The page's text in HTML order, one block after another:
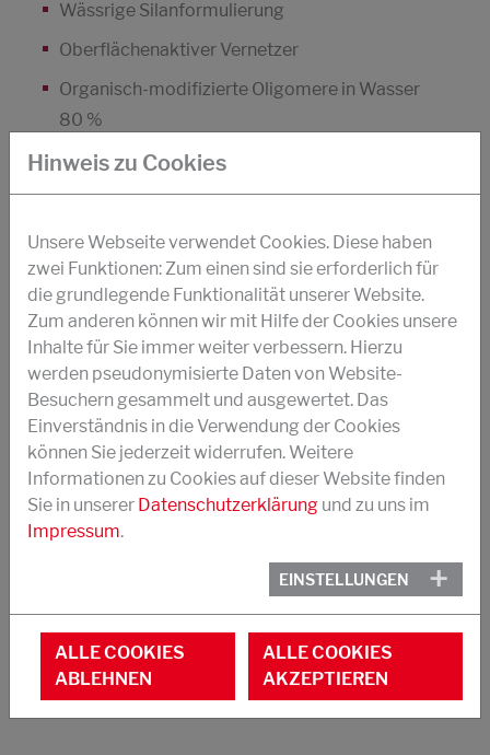
Wässrige Silanformulierung
Oberflächenaktiver Vernetzer
Organisch-modifizierte Oligomere in Wasser
80 %
Hydrophobierung von Mineralien z.B. Korund
PRODUKTSUCHE
Länder
FORSCHUNG & ENTWICKLUNG
KONTAKT AUFNEHMEN
Hinweis zu Cookies
Unsere Webseite verwendet Cookies. Diese haben
zwei Funktionen: Zum einen sind sie erforderlich für
die grundlegende Funktionalität unserer Website.
Zum anderen können wir mit Hilfe der Cookies unsere
Inhalte für Sie immer weiter verbessern. Hierzu
werden pseudonymisierte Daten von Website-
Besuchern gesammelt und ausgewertet. Das
Einverständnis in die Verwendung der Cookies
können Sie jederzeit widerrufen. Weitere
Informationen zu Cookies auf dieser Website finden
Sie in unserer Datenschutzerklärung und zu uns im
Impressum.
EINSTELLUNGEN
ALLE COOKIES
ABLEHNEN
ALLE COOKIES
AKZEPTIEREN